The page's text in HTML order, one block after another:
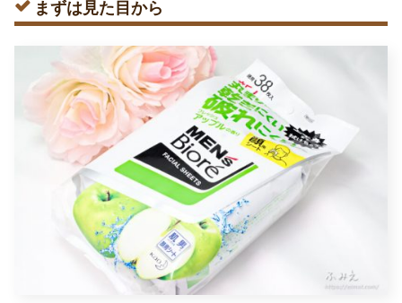
まずは見た目から